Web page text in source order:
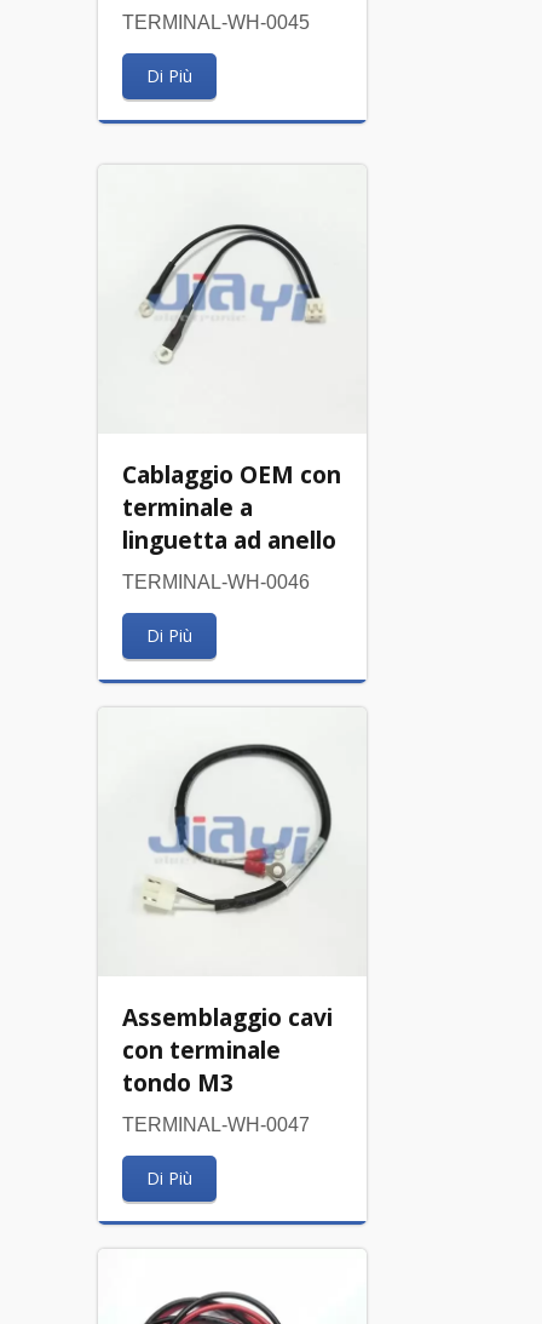
TERMINAL-WH-0045
Di Più
Cablaggio OEM con
terminale a
linguetta ad anello
TERMINAL-WH-0046
Di Più
Assemblaggio cavi
con terminale
tondo M3
TERMINAL-WH-0047
Di Più